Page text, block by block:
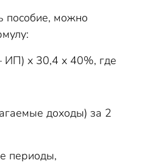
пособие, можно
х 30,4 х 40%, где
доходы) за 2
периоды,